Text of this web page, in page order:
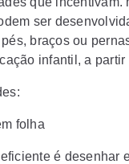
ser
braços ou
infantil, a
folha
é desenhar